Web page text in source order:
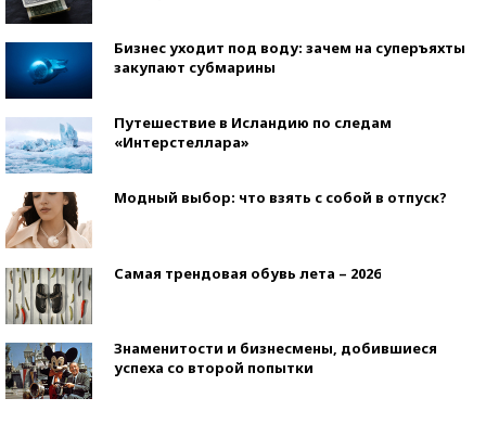
Бизнес уходит под воду: зачем на суперъяхты
закупают субмарины
Путешествие в Исландию по следам
«Интерстеллара»
Модный выбор: что взять с собой в отпуск?
Самая трендовая обувь лета – 2026
Знаменитости и бизнесмены, добившиеся
успеха со второй попытки